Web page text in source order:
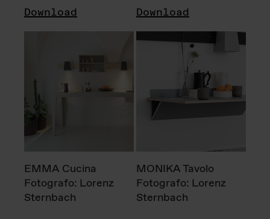
Download Download
EMMA Cucina
Fotografo: Lorenz
Sternbach
MONIKA Tavolo
Fotografo: Lorenz
Sternbach